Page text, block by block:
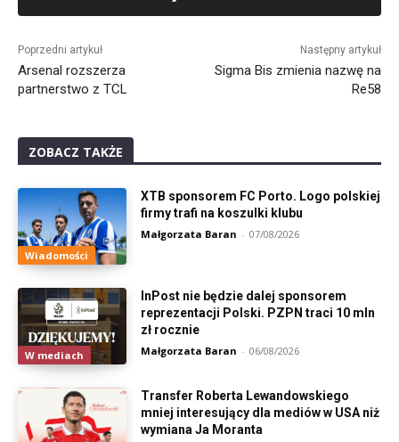
Poprzedni artykuł
Arsenal rozszerza
partnerstwo z TCL
Następny artykuł
Sigma Bis zmienia nazwę na
Re58
ZOBACZ TAKŻE
Wiadomości
XTB sponsorem FC Porto. Logo polskiej
firmy trafi na koszulki klubu
Małgorzata Baran - 07/08/2026
W mediach
InPost nie będzie dalej sponsorem
reprezentacji Polski. PZPN traci 10 mln
zł rocznie
Małgorzata Baran - 06/08/2026
Transfer Roberta Lewandowskiego
mniej interesujący dla mediów w USA niż
wymiana Ja Moranta